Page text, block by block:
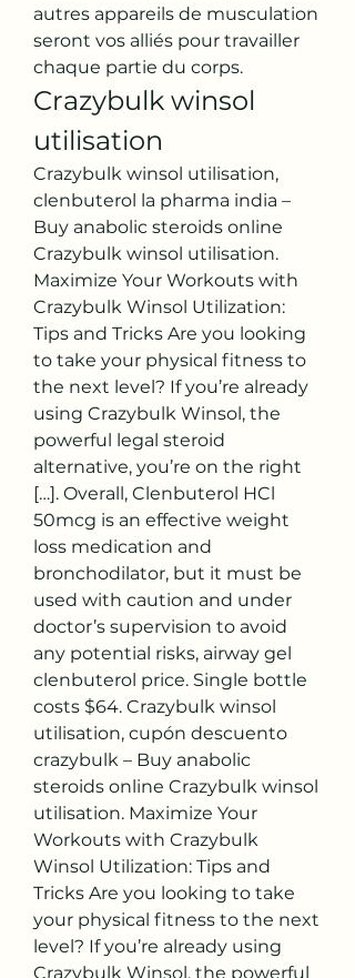
autres appareils de musculation
seront vos alliés pour travailler
chaque partie du corps.
Crazybulk winsol
utilisation
Crazybulk winsol utilisation,
clenbuterol la pharma india –
Buy anabolic steroids online
Crazybulk winsol utilisation.
Maximize Your Workouts with
Crazybulk Winsol Utilization:
Tips and Tricks Are you looking
to take your physical fitness to
the next level? If you’re already
using Crazybulk Winsol, the
powerful legal steroid
alternative, you’re on the right
[…]. Overall, Clenbuterol HCl
50mcg is an effective weight
loss medication and
bronchodilator, but it must be
used with caution and under
doctor’s supervision to avoid
any potential risks, airway gel
clenbuterol price. Single bottle
costs $64. Crazybulk winsol
utilisation, cupón descuento
crazybulk – Buy anabolic
steroids online Crazybulk winsol
utilisation. Maximize Your
Workouts with Crazybulk
Winsol Utilization: Tips and
Tricks Are you looking to take
your physical fitness to the next
level? If you’re already using
Crazybulk Winsol, the powerful